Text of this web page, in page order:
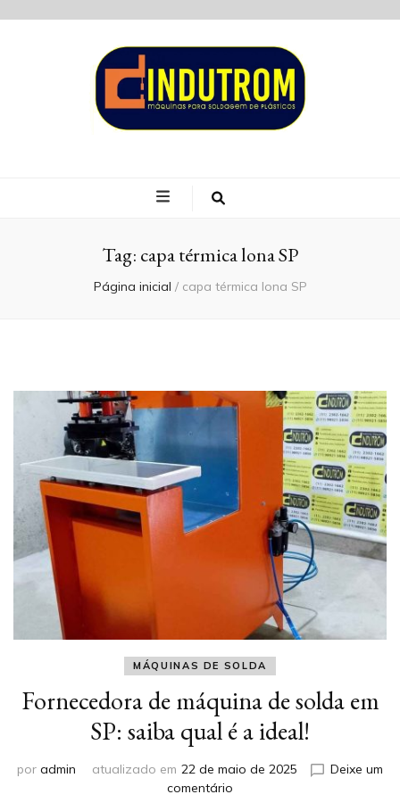
Blog Indutrom
Tag: capa térmica lona SP
Página inicial / capa térmica lona SP
MÁQUINAS DE SOLDA
Fornecedora de máquina de solda em
SP: saiba qual é a ideal!
por admin atualizado em 22 de maio de 2025
Deixe um
comentário